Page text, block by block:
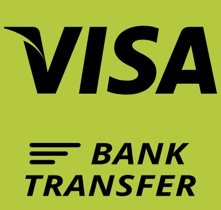
ทำการ
บ้าน
บ้าน
ยัง
มี
ชีวิต
ขึ้น?
Unexpected
Theory
เก้าอี้
สำคัญ
ต่อ
นั่ง
ยัง
ไง
ไม่
ให้
ล้า?
ควร
หน้า
ร้อน
เก้าอี้
เพื่อ
สุขภาพ
คุ้ม
ระยะ
ยาว
ไหม?